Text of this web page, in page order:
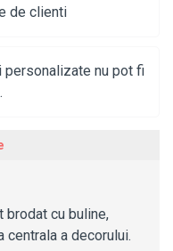
de clienti
nu pot fi
brodat cu buline,
a decorului.